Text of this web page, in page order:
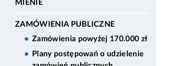
MIENIE
ZAMÓWIENIA PUBLICZNE
Zamówienia powyżej 170.000 zł
Plany postępowań o udzielenie